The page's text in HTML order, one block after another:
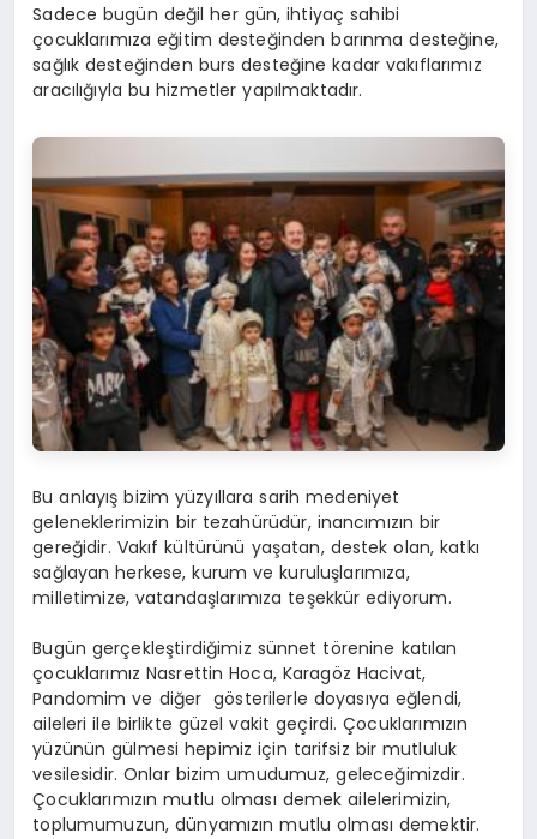
Sadece bugün değil her gün, ihtiyaç sahibi
çocuklarımıza eğitim desteğinden barınma desteğine,
sağlık desteğinden burs desteğine kadar vakıflarımız
aracılığıyla bu hizmetler yapılmaktadır.
Bu anlayış bizim yüzyıllara sarih medeniyet
geleneklerimizin bir tezahürüdür, inancımızın bir
gereğidir. Vakıf kültürünü yaşatan, destek olan, katkı
sağlayan herkese, kurum ve kuruluşlarımıza,
milletimize, vatandaşlarımıza teşekkür ediyorum.
Bugün gerçekleştirdiğimiz sünnet törenine katılan
çocuklarımız Nasrettin Hoca, Karagöz Hacivat,
Pandomim ve diğer gösterilerle doyasıya eğlendi,
aileleri ile birlikte güzel vakit geçirdi. Çocuklarımızın
yüzünün gülmesi hepimiz için tarifsiz bir mutluluk
vesilesidir. Onlar bizim umudumuz, geleceğimizdir.
Çocuklarımızın mutlu olması demek ailelerimizin,
toplumumuzun, dünyamızın mutlu olması demektir.